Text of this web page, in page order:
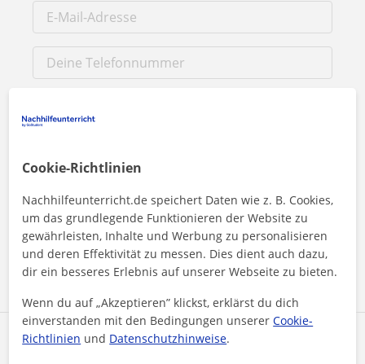
Profil teilen
Durch Klicken auf eine der beiden Schaltflächen stimmen Sie
unseremImpressumund unsererDatenschutzerklärung zu
Nachricht senden
Cookie-Richtlinien
Nachhilfeunterricht.de speichert Daten wie z. B. Cookies,
um das grundlegende Funktionieren der Website zu
gewährleisten, Inhalte und Werbung zu personalisieren
und deren Effektivität zu messen. Dies dient auch dazu,
dir ein besseres Erlebnis auf unserer Webseite zu bieten.
Wenn du auf „Akzeptieren” klickst, erklärst du dich
einverstanden mit den Bedingungen unsererCookie-
Richtlinien und Datenschutzhinweise.